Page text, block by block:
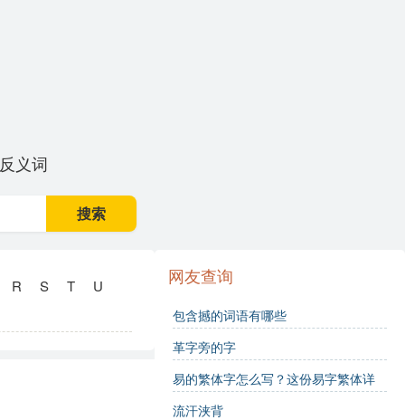
反义词
搜索
R S T U 网友查询
包含撼的词语有哪些
革字旁的字
易的繁体字怎么写？这份易字繁体详
解，助你正确书写汉字_汉字繁体学习
流汗浃背